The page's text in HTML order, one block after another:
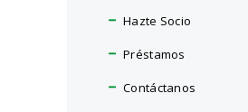
Hazte Socio
Préstamos
Contáctanos